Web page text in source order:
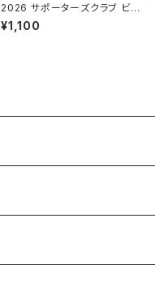
2026 サポーターズクラブ ビリ
アミ【ミニ】
¥1,100